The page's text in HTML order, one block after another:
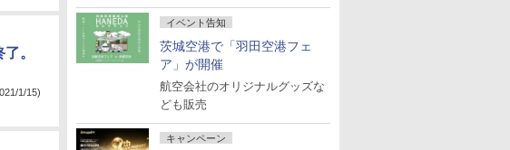
イベント告知
茨城空港で「羽田空港フェ
ア」が開催
航空会社のオリジナルグッズな
ども販売
キャンペーン
。
1/15)